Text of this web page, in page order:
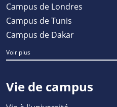
Campus de Londres
Campus de Tunis
Campus de Dakar
Voir plus
Vie de campus